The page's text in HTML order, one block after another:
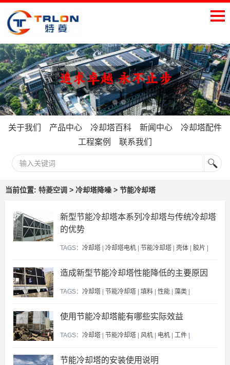
关于我们 产品中心 冷却塔百科 新闻中心
冷却塔配件
工程案例
联系我们
当前位置: 特菱空调 > 冷却塔降噪 > 节能冷却塔
新型节能冷却塔本系列冷却塔与传统冷却塔
的优势
TAGS： 冷却塔 | 冷却塔电机 | 节能冷却塔 | 壳体 | 胶片 |
造成新型节能冷却塔性能降低的主要原因
TAGS： 冷却塔 | 节能冷却塔 | 填料 | 性能 | 藻类 |
使用节能冷却塔能有哪些实际效益
TAGS： 冷却塔 | 节能冷却塔 | 风机 | 电机 | 工件 |
节能冷却塔的安装使用说明